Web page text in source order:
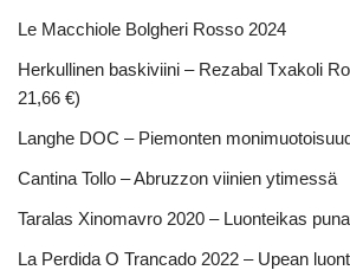
Le Macchiole Bolgheri Rosso 2024
Herkullinen baskiviini – Rezabal Txakoli
21,66 €)
Langhe DOC – Piemonten
Cantina Tollo – Abruzzon viinien ytimessä
Taralas Xinomavro 2020 – Luonteikas
La Perdida O Trancado 2022 – Upean